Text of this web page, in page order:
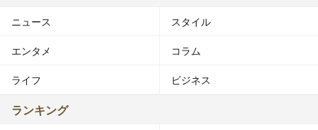
ニュース スタイル
エンタメ コラム
ライフ ビジネス
ランキング